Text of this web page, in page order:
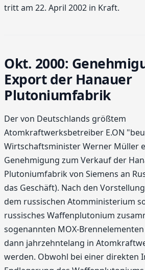
tritt am 22. April 2002 in Kraft.
Okt. 2000:
Export der Hanauer
Plutoniumfabrik
Der von Deutschlands größtem
Atomkraftwerksbetreiber E.ON
Wirtschaftsminister Werner Müller
Genehmigung zum Verkauf der
Plutoniumfabrik von Siemens an
das Geschäft). Nach den
dem russischen Atomministerium
russisches Waffenplutonium
sogenannten MOX-
dann jahrzehntelang in
werden. Obwohl bei einer direkten